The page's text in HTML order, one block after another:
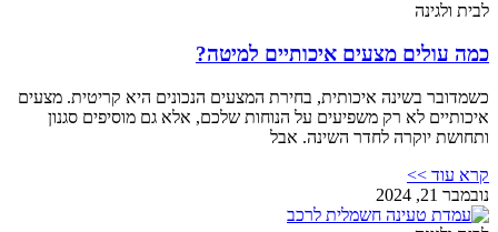
לבית ולגינה
כמה עולים מצעים איכותיים למיטה?
כשמדובר בשינה איכותית, בחירת המצעים הנכונים היא קריטית. מצעים
איכותיים לא רק משפיעים על הנוחות שלכם, אלא גם מוסיפים סגנון
ותחושת יוקרה לחדר השינה. אבל
קרא עוד >>
נובמבר 21, 2024